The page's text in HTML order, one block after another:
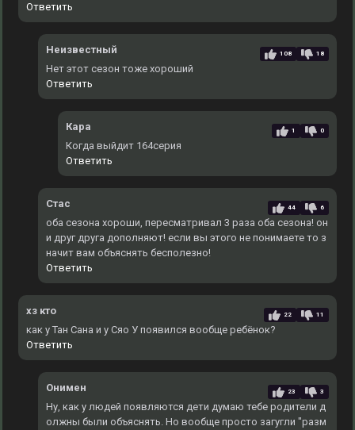
Ответить
Неизвестный 108 18
Нет этот сезон тоже хороший
Ответить
Кара 1 0
Когда выйдит 164серия
Ответить
Стас 44 6
оба сезона хороши, пересматривал 3 раза оба сезона! он
и друг друга дополняют! если вы этого не понимаете то з
начит вам объяснять бесполезно!
Ответить
хз кто 22 11
как у Тан Сана и у Сяо У появился вообще ребёнок?
Ответить
Онимен 23 3
Ну, как у людей появляются дети думаю тебе родители д
олжны были объяснять. Но вообще просто загугли "разм